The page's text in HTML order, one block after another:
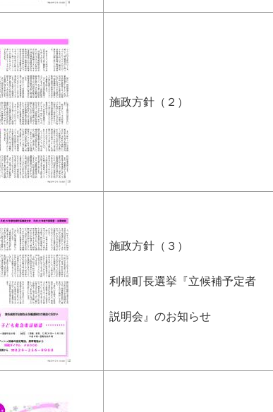
施政方針（２）
施政方針（３）
利根町長選挙『立候補予定者
説明会』のお知らせ